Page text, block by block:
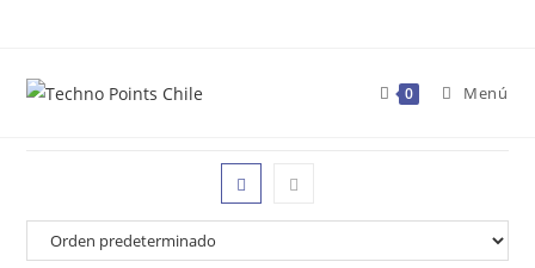
contenido
0 Menú